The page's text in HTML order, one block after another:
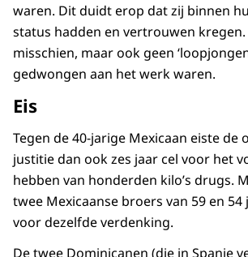
waren. Dit duidt erop dat zij binnen
status hadden en vertrouwen kregen.
misschien, maar ook geen
gedwongen aan het werk waren.
Eis
Tegen de 40-jarige Mexicaan eiste de
justitie dan ook zes jaar cel voor het
hebben van honderden kilo’s drugs.
twee Mexicaanse broers van 59 en
voor dezelfde verdenking.
De twee Dominicanen (die in Spanje